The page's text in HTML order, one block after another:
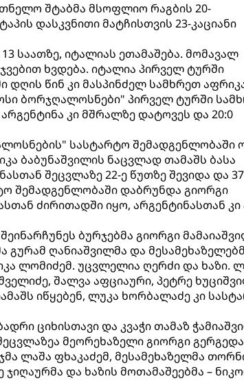
შტაბმა მსოფლიო რაგბის 20-
დასკვნითი მატჩისთვის 23-კაციანი
საათზე, იტალიას ეთამაშება. მომავალ
ხვდება. იტალია პირველ ტურში
დღის წინ კი მასპინძელ სამხრეთ
ბორჯღალოსნები" პირველ ტურში
კი მშრალზე დატოვეს და 20:0
სასტარტო შემადგენლობაში
ბაბუნაშვილის ნაცვლად თამაშს ბასა
შეცვლაზე 22-ე წუთზე შევიდა და
შემადგენლობაში დაბრუნდა გიორგი
ძირითადში იყო, არგენტინასთან კი
ბურჯებმა გიორგი
ღანიაშვილმა და
ლომიძემ. უცვლელია ღერძი და ხაზი.
შალვა აფციაური, პეტრე
იწყებენ, ლუკა ხორბალაძე კი
ციხისთავი და კვაჭი თამაზ
მეორეხაზელი გიორგი
ლაშა ფხაკაძემ, მესამეხაზელმა
და ხაზის მოთამაშეებმა –